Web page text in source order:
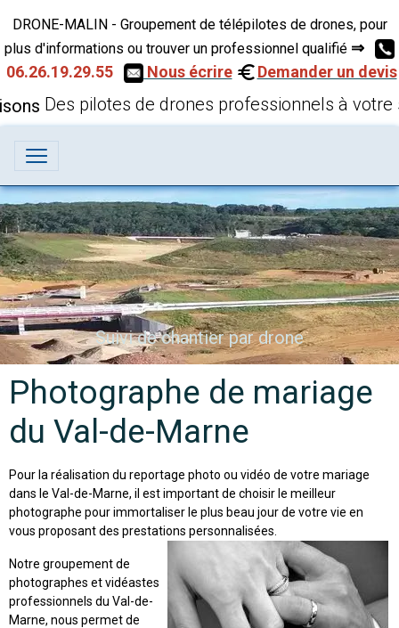
DRONE-MALIN - Groupement de télépilotes de drones, pour
plus d'informations ou trouver un professionnel qualifié ⇒
06.26.19.29.55
Nous écrire Demander un devis
Des pilotes de drones professionnels à votre
Suivi de chantier par drone
Photographe de mariage
du Val-de-Marne
Pour la réalisation du reportage photo ou vidéo de votre mariage
dans le Val-de-Marne, il est important de choisir le meilleur
photographe pour immortaliser le plus beau jour de votre vie en
vous proposant des prestations personnalisées.
Notre groupement de
photographes et vidéastes
professionnels du Val-de-
Marne, nous permet de